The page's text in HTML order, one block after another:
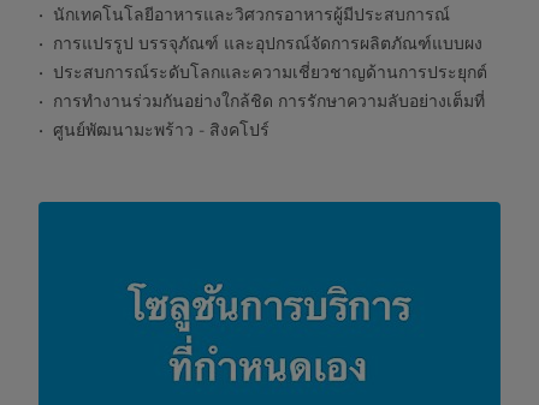
นักเทคโนโลยีอาหารและวิศวกรอาหารผู้มีประสบการณ์
การแปรรูป บรรจุภัณฑ์ และอุปกรณ์จัดการผลิตภัณฑ์แบบผง
ประสบการณ์ระดับโลกและความเชี่ยวชาญด้านการประยุกต์
การทำงานร่วมกันอย่างใกล้ชิด การรักษาความลับอย่างเต็มที่
ศูนย์พัฒนามะพร้าว - สิงคโปร์